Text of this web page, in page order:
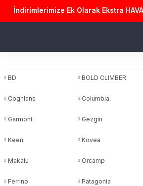
İndirimlerimize Ek Olarak Ekstra
BD BOLD CLIMBER
Coghlans Columbia
Garmont Gezgin
Keen Kovea
Makalu Orcamp
Ferrino Patagonia